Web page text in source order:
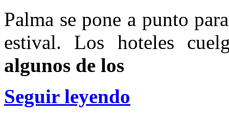
Palma se pone a punto
estival. Los hoteles
algunos de los
Seguir leyendo